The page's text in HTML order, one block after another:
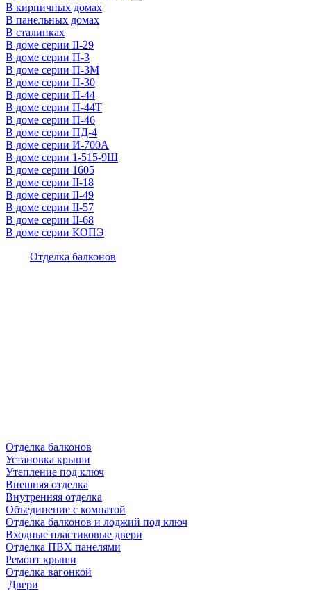
В кирпичных домах
В панельных домах
В сталинках
В доме серии II-29
В доме серии П-3
В доме серии П-3М
В доме серии П-30
В доме серии П-44
В доме серии П-44Т
В доме серии П-46
В доме серии ПД-4
В доме серии И-700А
В доме серии 1-515-9Ш
В доме серии 1605
В доме серии II-18
В доме серии II-49
В доме серии II-57
В доме серии II-68
В доме серии КОПЭ
Отделка балконов
Отделка балконов
Установка крыши
Утепление под ключ
Внешняя отделка
Внутренняя отделка
Объединение с комнатой
Отделка балконов и лоджий под ключ
Входные пластиковые двери
Отделка ПВХ панелями
Ремонт крыши
Отделка вагонкой
Двери